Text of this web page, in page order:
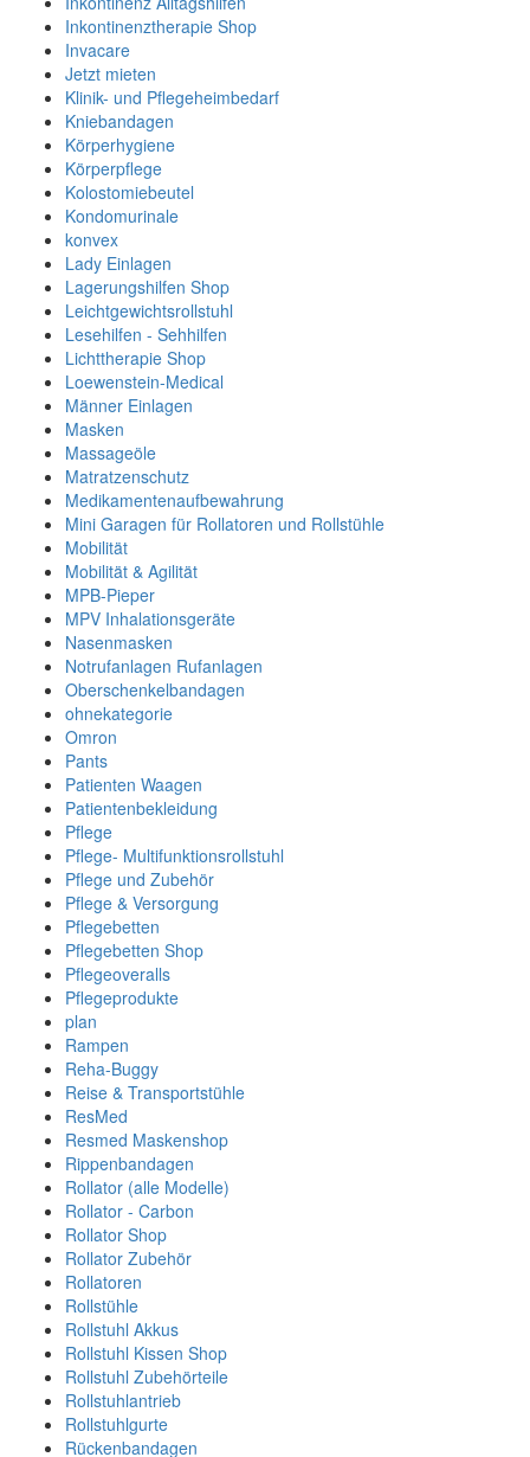
Inkontinenztherapie Shop
Invacare
Jetzt mieten
Klinik- und Pflegeheimbedarf
Kniebandagen
Körperhygiene
Körperpflege
Kolostomiebeutel
Kondomurinale
konvex
Lady Einlagen
Lagerungshilfen Shop
Leichtgewichtsrollstuhl
Lesehilfen - Sehhilfen
Lichttherapie Shop
Loewenstein-Medical
Männer Einlagen
Masken
Massageöle
Matratzenschutz
Medikamentenaufbewahrung
Mini Garagen für Rollatoren und Rollstühle
Mobilität
Mobilität & Agilität
MPB-Pieper
MPV Inhalationsgeräte
Nasenmasken
Notrufanlagen Rufanlagen
Oberschenkelbandagen
ohnekategorie
Omron
Pants
Patienten Waagen
Patientenbekleidung
Pflege
Pflege- Multifunktionsrollstuhl
Pflege und Zubehör
Pflege & Versorgung
Pflegebetten
Pflegebetten Shop
Pflegeoveralls
Pflegeprodukte
plan
Rampen
Reha-Buggy
Reise & Transportstühle
ResMed
Resmed Maskenshop
Rippenbandagen
Rollator (alle Modelle)
Rollator - Carbon
Rollator Shop
Rollator Zubehör
Rollatoren
Rollstühle
Rollstuhl Akkus
Rollstuhl Kissen Shop
Rollstuhl Zubehörteile
Rollstuhlantrieb
Rollstuhlgurte
Rückenbandagen